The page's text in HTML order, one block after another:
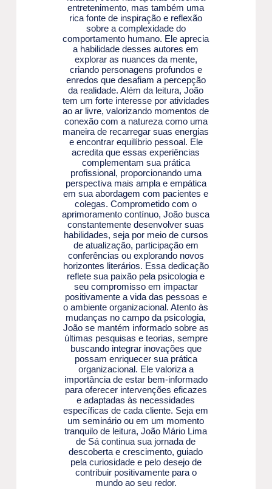
entretenimento, mas também uma
rica fonte de inspiração e reflexão
sobre a complexidade do
comportamento humano. Ele aprecia
a habilidade desses autores em
explorar as nuances da mente,
criando personagens profundos e
enredos que desafiam a percepção
da realidade. Além da leitura, João
tem um forte interesse por atividades
ao ar livre, valorizando momentos de
conexão com a natureza como uma
maneira de recarregar suas energias
e encontrar equilíbrio pessoal. Ele
acredita que essas experiências
complementam sua prática
profissional, proporcionando uma
perspectiva mais ampla e empática
em sua abordagem com pacientes e
colegas. Comprometido com o
aprimoramento contínuo, João busca
constantemente desenvolver suas
habilidades, seja por meio de cursos
de atualização, participação em
conferências ou explorando novos
horizontes literários. Essa dedicação
reflete sua paixão pela psicologia e
seu compromisso em impactar
positivamente a vida das pessoas e
o ambiente organizacional. Atento às
mudanças no campo da psicologia,
João se mantém informado sobre as
últimas pesquisas e teorias, sempre
buscando integrar inovações que
possam enriquecer sua prática
organizacional. Ele valoriza a
importância de estar bem-informado
para oferecer intervenções eficazes
e adaptadas às necessidades
específicas de cada cliente. Seja em
um seminário ou em um momento
tranquilo de leitura, João Mário Lima
de Sá continua sua jornada de
descoberta e crescimento, guiado
pela curiosidade e pelo desejo de
contribuir positivamente para o
mundo ao seu redor.